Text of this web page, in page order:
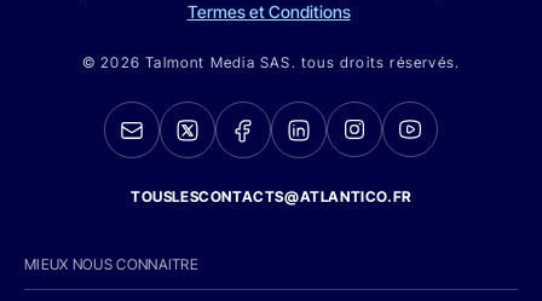
Termes et Conditions
© 2026 Talmont Media SAS. tous droits réservés.
TOUSLESCONTACTS@ATLANTICO.FR
MIEUX NOUS CONNAITRE